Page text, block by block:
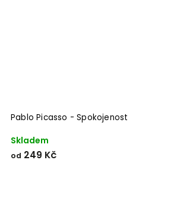
Pablo Picasso - Spokojenost
Skladem
od 249 Kč